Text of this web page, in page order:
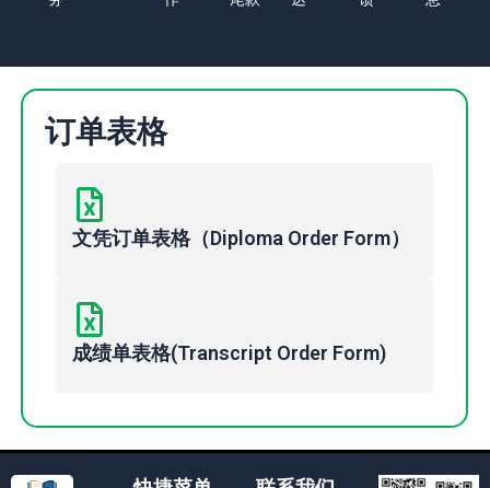
订单表格
文凭订单表格（Diploma Order Form）
成绩单表格(Transcript Order Form)